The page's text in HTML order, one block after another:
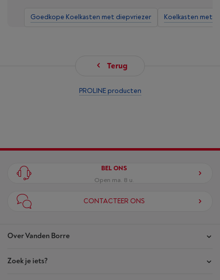
Goedkope Koelkasten met diepvriezer Koelkasten met
Terug
PROLINE producten
Over Vanden Borre
Onze winkels
Zoek je iets?
BEL ONS
Open ma. 8 u.
CONTACTEER ONS